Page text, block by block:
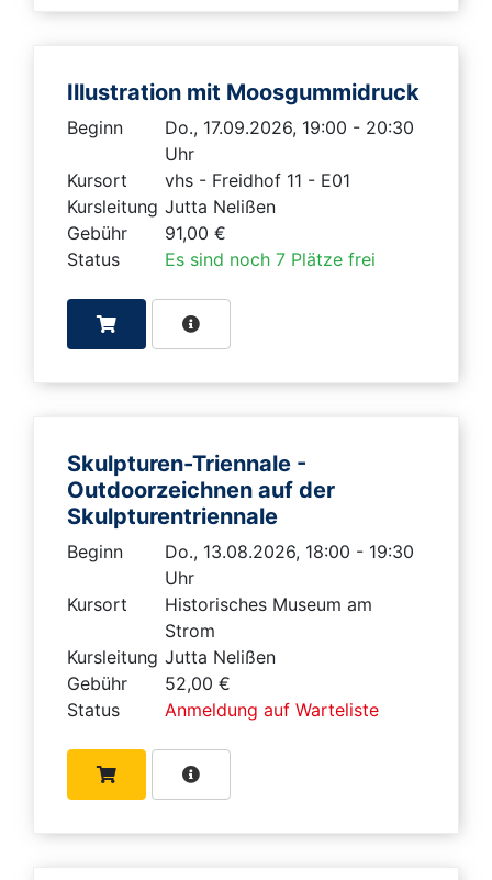
Illustration mit Moosgummidruck
Beginn
Do., 17.09.2026, 19:00 - 20:30
Uhr
Kursort
vhs - Freidhof 11 - E01
Kursleitung Jutta Nelißen
Gebühr
91,00 €
Status
Es sind noch 7 Plätze frei
Skulpturen-Triennale -
Outdoorzeichnen auf der
Skulpturentriennale
Beginn
Do., 13.08.2026, 18:00 - 19:30
Uhr
Kursort
Historisches Museum am
Strom
Kursleitung Jutta Nelißen
Gebühr
52,00 €
Status
Anmeldung auf Warteliste